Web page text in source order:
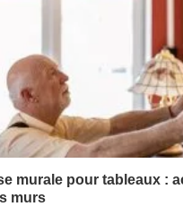
murale pour tableaux :
murs